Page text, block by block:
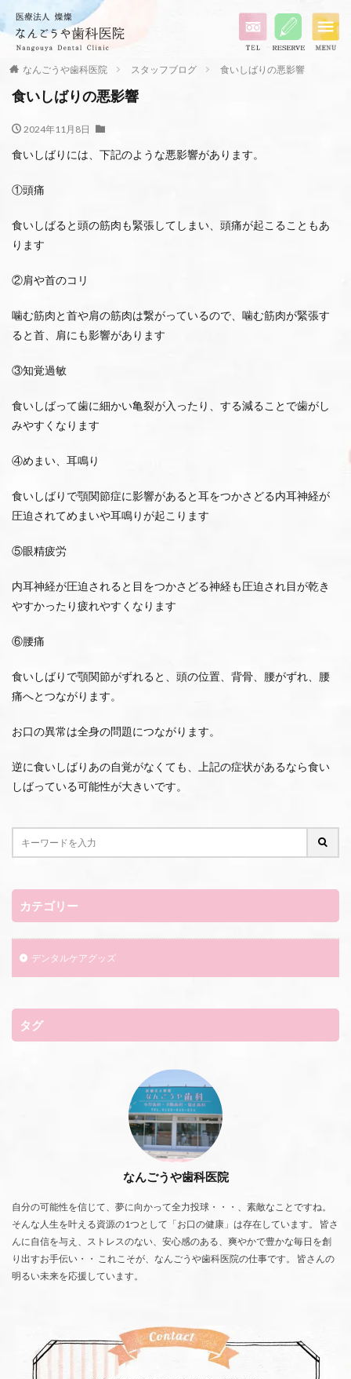
なんごうや歯科医院 スタッフブログ 食いしばりの悪影響
食いしばりの悪影響
2024年11月8日
食いしばりには、下記のような悪影響があります。
①頭痛
食いしばると頭の筋肉も緊張してしまい、頭痛が起こることもあ
ります
②肩や首のコリ
噛む筋肉と首や肩の筋肉は繋がっているので、噛む筋肉が緊張す
ると首、肩にも影響があります
③知覚過敏
食いしばって歯に細かい亀裂が入ったり、する減ることで歯がし
みやすくなります
④めまい、耳鳴り
食いしばりで顎関節症に影響があると耳をつかさどる内耳神経が
圧迫されてめまいや耳鳴りが起こります
⑤眼精疲労
内耳神経が圧迫されると目をつかさどる神経も圧迫され目が乾き
やすかったり疲れやすくなります
⑥腰痛
食いしばりで顎関節がずれると、頭の位置、背骨、腰がずれ、腰
痛へとつながります。
お口の異常は全身の問題につながります。
逆に食いしばりあの自覚がなくても、上記の症状があるなら食い
しばっている可能性が大きいです。
カテゴリー
デンタルケアグッズ
タグ
なんごうや歯科医院
自分の可能性を信じて、夢に向かって全力投球・・・、素敵なことですね。
そんな人生を叶える資源の1つとして「お口の健康」は存在しています。 皆さ
んに自信を与え、ストレスのない、安心感のある、爽やかで豊かな毎日を創
り出すお手伝い・・ これこそが、なんごうや歯科医院の仕事です。 皆さんの
明るい未来を応援しています。